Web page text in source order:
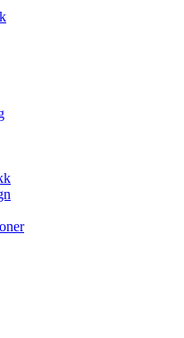
partnerskap
på nett i